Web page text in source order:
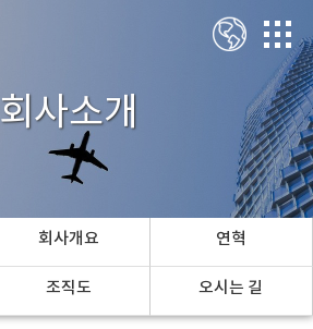
회사소개
회사개요 연혁
조직도 오시는 길